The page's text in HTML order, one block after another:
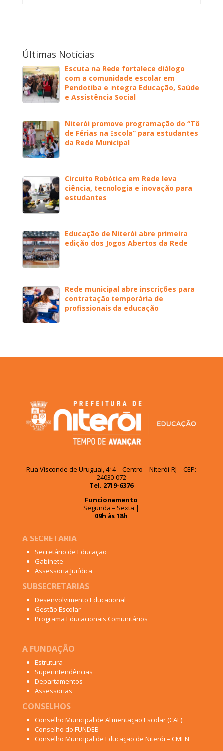
Últimas Notícias
Escuta na Rede fortalece diálogo
com a comunidade escolar em
Pendotiba e integra Educação, Saúde
e Assistência Social
Niterói promove programação do “Tô
de Férias na Escola” para estudantes
da Rede Municipal
Circuito Robótica em Rede leva
ciência, tecnologia e inovação para
estudantes
Educação de Niterói abre primeira
edição dos Jogos Abertos da Rede
Rede municipal abre inscrições para
contratação temporária de
profissionais da educação
Rua Visconde de Uruguai, 414 – Centro – Niterói-RJ – CEP:
24030-072
Tel. 2719-6376
Funcionamento
Segunda – Sexta |
09h às 18h
A SECRETARIA
Secretário de Educação
Gabinete
Assessoria Jurídica
SUBSECRETARIAS
Desenvolvimento Educacional
Gestão Escolar
Programa Educacionais Comunitários
A FUNDAÇÃO
Estrutura
Superintendências
Departamentos
Assessorias
CONSELHOS
Conselho Municipal de Alimentação Escolar (CAE)
Conselho do FUNDEB
Conselho Municipal de Educação de Niterói – CMEN